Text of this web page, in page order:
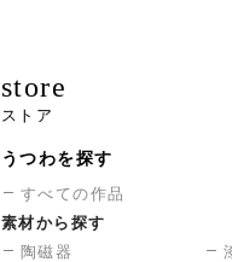
store
ストア
うつわを探す
すべての作品
素材から探す
陶磁器